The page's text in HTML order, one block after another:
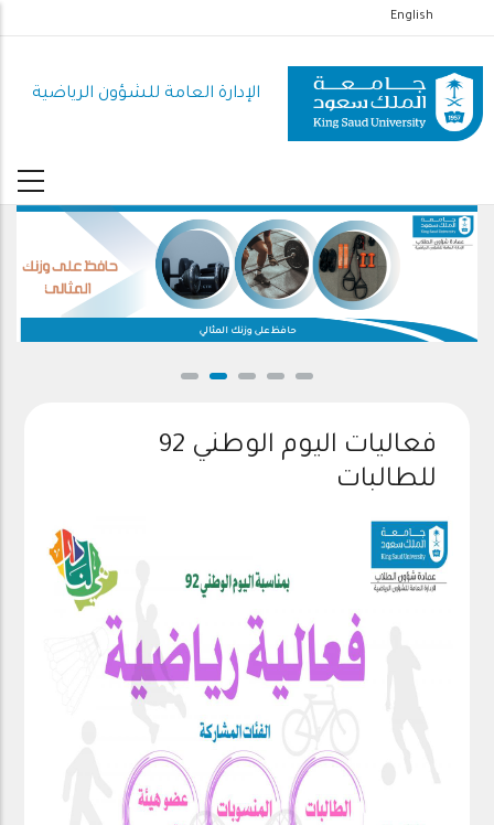
إلى
المحتوى
الرئيسي
English
الإدارة العامة للشؤون الرياضية
حافظ على وزنك المثالي
فعاليات اليوم الوطني 92
للطالبات